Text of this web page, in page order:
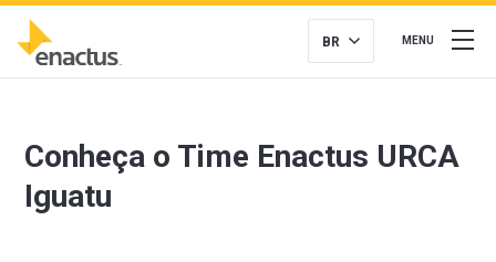
MENU
BR
Conheça o Time Enactus URCA
Iguatu